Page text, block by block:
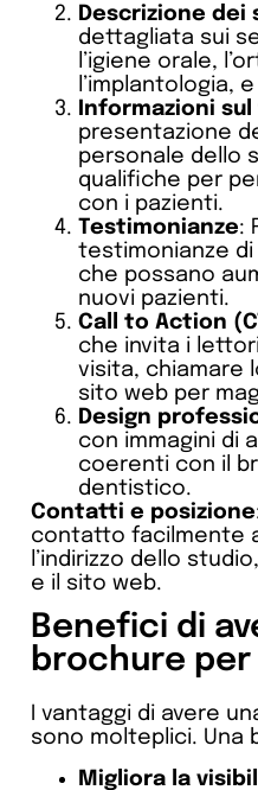
Descrizione dei
dettagliata sui
l’igiene orale,
l’implantologia,
Informazioni
presentazione
personale dello
qualifiche per
con i pazienti.
Testimonianze:
testimonianze
che possano
nuovi pazienti.
Call to Action
che invita i
visita, chiamare
sito web per
Design
con immagini di
coerenti con il
dentistico.
Contatti e posizione
contatto facilmente
l’indirizzo dello
e il sito web.
Benefici di
brochure
I vantaggi di avere
sono molteplici. Una
Migliora la